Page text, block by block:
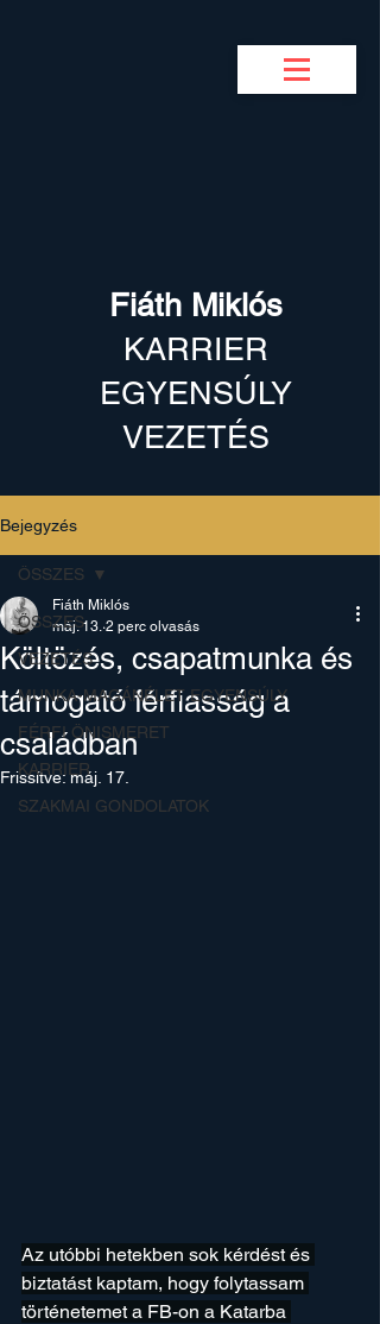
Fiáth Miklós
KARRIER
EGYENSÚLY
VEZETÉS
Bejegyzés
ÖSSZES
VEZETÉS
MUNKA-MAGÁNÉLET EGYENSÚLY
FÉRFI ÖNISMERET
KARRIER
SZAKMAI GONDOLATOK
ÖSSZES
Költözés, csapatmunka és
támogató férfiasság a
családban
Fiáth Miklós
máj. 13. 2 perc olvasás
Frissítve:máj. 17.
Az utóbbi hetekben sok kérdést és
biztatást kaptam, hogy folytassam
történetemet a FB-on a Katarba